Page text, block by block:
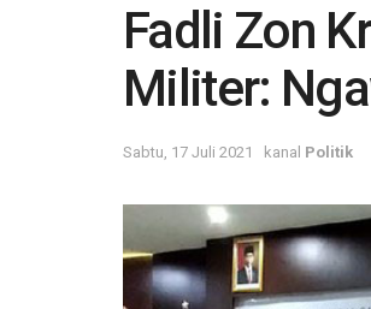
Fadli Zon
Militer:
Sabtu, 17 Juli 2021 kanal Politik